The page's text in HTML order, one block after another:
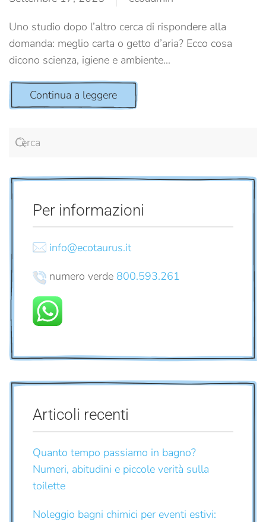
Uno studio dopo l’altro cerca di rispondere alla
domanda: meglio carta o getto d’aria? Ecco cosa
dicono scienza, igiene e ambiente...
Continua a leggere
Per informazioni
info@ecotaurus.it
numero verde 800.593.261
Articoli recenti
Quanto tempo passiamo in bagno?
Numeri, abitudini e piccole verità sulla
toilette
Noleggio bagni chimici per eventi estivi: